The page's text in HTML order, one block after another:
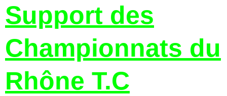
Support des
Championnats du
Rhône T.C